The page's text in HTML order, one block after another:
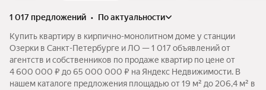
1 017 предложений •
по актуальности
Купить квартиру в кирпично-монолитном доме у станции
Озерки в Санкт-Петербурге и ЛО — 1 017 объявлений от
агентств и собственников по продаже квартир по цене от
4 600 000 ₽ до 65 000 000 ₽ на Яндекс Недвижимости. В
нашем каталоге предложения площадью от 19 м² до 206,4 м² в